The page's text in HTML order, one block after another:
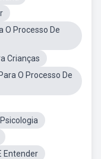
O Processo De
Crianças
O Processo De
Entender